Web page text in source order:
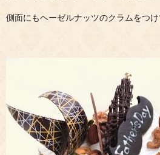
側面にもヘーゼルナッツのクラムをつけ